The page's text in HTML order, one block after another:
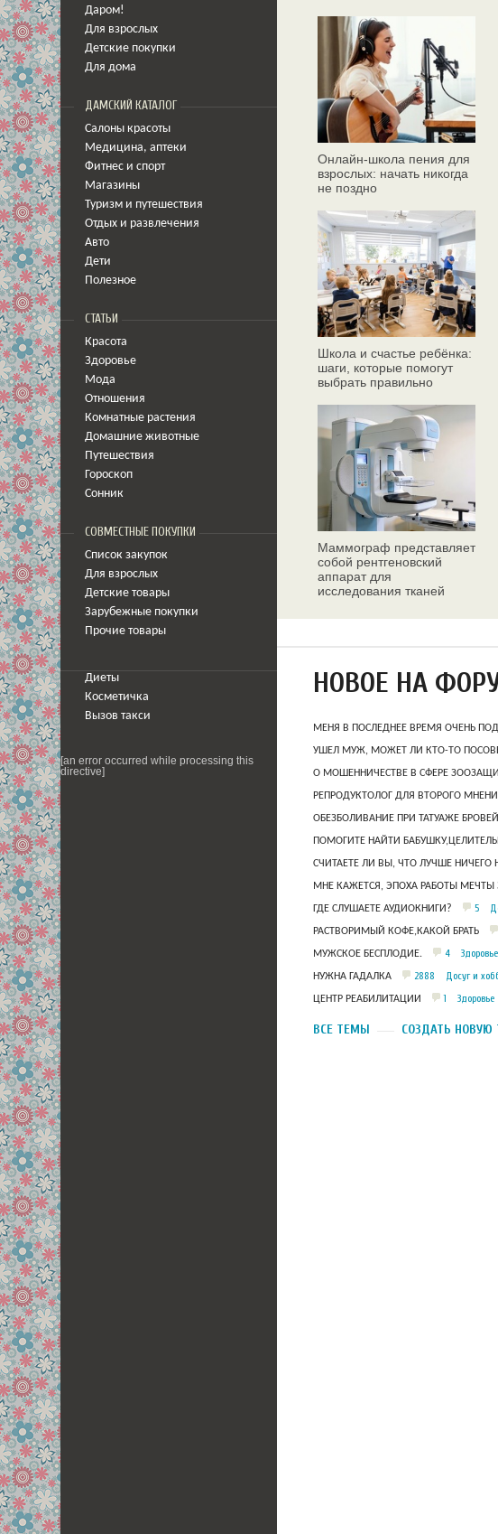
Даром!
Для взрослых
Детские покупки
Для дома
ДАМСКИЙ КАТАЛОГ
Салоны красоты
Медицина, аптеки
Фитнес и спорт
Магазины
Туризм и путешествия
Отдых и развлечения
Авто
Дети
Полезное
СТАТЬИ
Красота
Здоровье
Мода
Отношения
Комнатные растения
Домашние животные
Путешествия
Гороскоп
Сонник
СОВМЕСТНЫЕ ПОКУПКИ
Список закупок
Для взрослых
Детские товары
Зарубежные покупки
Прочие товары
Диеты
Косметичка
Вызов такси
[an error occurred while processing this
directive]
Онлайн‑школа пения для
взрослых: начать никогда
не поздно
Школа и счастье ребёнка:
шаги, которые помогут
выбрать правильно
Маммограф представляет
собой рентгеновский
аппарат для
исследования тканей
НОВОЕ НА
МЕНЯ В ПОСЛЕДНЕЕ ВРЕМЯ ОЧЕНЬ
УШЕЛ МУЖ, МОЖЕТ ЛИ КТО-ТО
О МОШЕННИЧЕСТВЕ В СФЕРЕ
РЕПРОДУКТОЛОГ ДЛЯ ВТОРОГО
ОБЕЗБОЛИВАНИЕ ПРИ ТАТУАЖЕ БРОВЕЙ
ПОМОГИТЕ НАЙТИ
СЧИТАЕТЕ ЛИ ВЫ, ЧТО ЛУЧШЕ НИЧЕГО
МНЕ КАЖЕТСЯ, ЭПОХА РАБОТЫ МЕЧТЫ
ГДЕ СЛУШАЕТЕ АУДИОКНИГИ? 5
РАСТВОРИМЫЙ КОФЕ,КАКОЙ БРАТЬ
МУЖСКОЕ БЕСПЛОДИЕ. 4 Здоровье
НУЖНА ГАДАЛКА 2888 Досуг и
ЦЕНТР РЕАБИЛИТАЦИИ 1 Здоровье
ВСЕ ТЕМЫ СОЗДАТЬ НОВУЮ